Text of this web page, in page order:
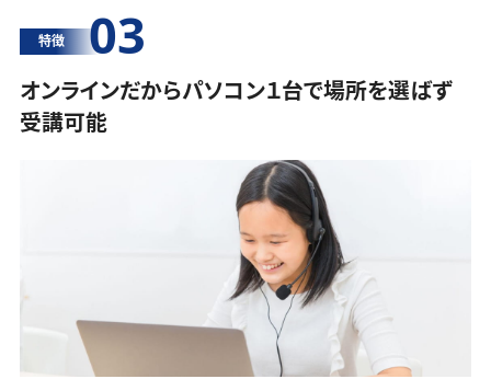
特徴 03
オンラインだからパソコン１台で場所を選ばず
受講可能